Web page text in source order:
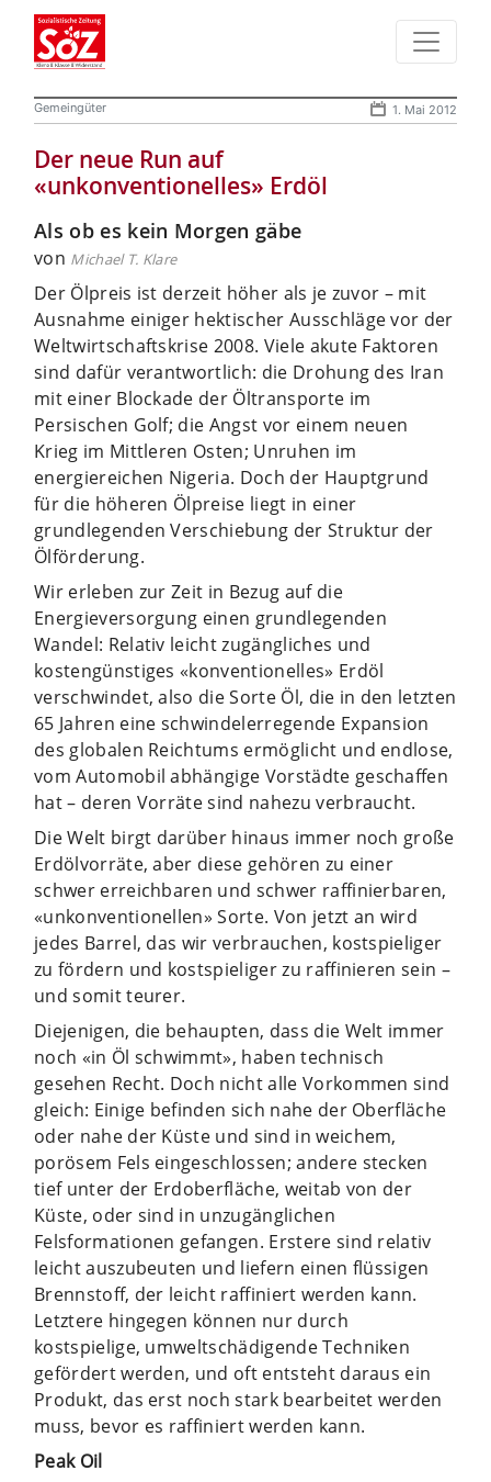
Gemeingüter 1. Mai 2012
Der neue Run auf
«unkonventionelles» Erdöl
Als ob es kein Morgen gäbe
von Michael T. Klare
Der Ölpreis ist derzeit höher als je zuvor – mit
Ausnahme einiger hektischer Ausschläge vor der
Weltwirtschaftskrise 2008. Viele akute Faktoren
sind dafür verantwortlich: die Drohung des Iran
mit einer Blockade der Öltransporte im
Persischen Golf; die Angst vor einem neuen
Krieg im Mittleren Osten; Unruhen im
energiereichen Nigeria. Doch der Hauptgrund
für die höheren Ölpreise liegt in einer
grundlegenden Verschiebung der Struktur der
Ölförderung.
Wir erleben zur Zeit in Bezug auf die
Energieversorgung einen grundlegenden
Wandel: Relativ leicht zugängliches und
kostengünstiges «konventionelles» Erdöl
verschwindet, also die Sorte Öl, die in den letzten
65 Jahren eine schwindelerregende Expansion
des globalen Reichtums ermöglicht und endlose,
vom Automobil abhängige Vorstädte geschaffen
hat – deren Vorräte sind nahezu verbraucht.
Die Welt birgt darüber hinaus immer noch große
Erdölvorräte, aber diese gehören zu einer
schwer erreichbaren und schwer raffinierbaren,
«unkonventionellen» Sorte. Von jetzt an wird
jedes Barrel, das wir verbrauchen, kostspieliger
zu fördern und kostspieliger zu raffinieren sein –
und somit teurer.
Diejenigen, die behaupten, dass die Welt immer
noch «in Öl schwimmt», haben technisch
gesehen Recht. Doch nicht alle Vorkommen sind
gleich: Einige befinden sich nahe der Oberfläche
oder nahe der Küste und sind in weichem,
porösem Fels eingeschlossen; andere stecken
tief unter der Erdoberfläche, weitab von der
Küste, oder sind in unzugänglichen
Felsformationen gefangen. Erstere sind relativ
leicht auszubeuten und liefern einen flüssigen
Brennstoff, der leicht raffiniert werden kann.
Letztere hingegen können nur durch
kostspielige, umweltschädigende Techniken
gefördert werden, und oft entsteht daraus ein
Produkt, das erst noch stark bearbeitet werden
muss, bevor es raffiniert werden kann.
Peak Oil